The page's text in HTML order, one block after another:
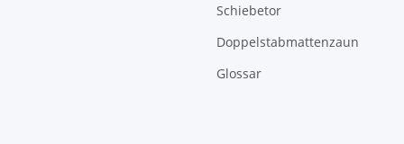
Schiebetor
Doppelstabmattenzaun
Glossar